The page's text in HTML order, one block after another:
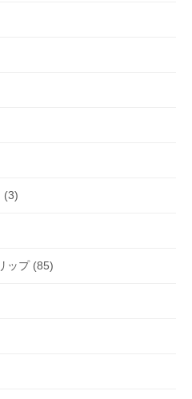
(3)
ップ(85)